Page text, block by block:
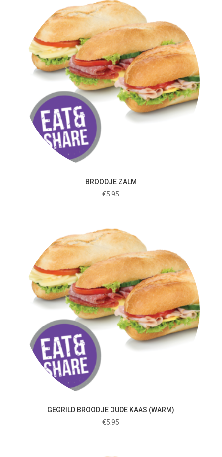
BROODJE ZALM
€5.95
GEGRILD BROODJE OUDE KAAS (WARM)
€5.95